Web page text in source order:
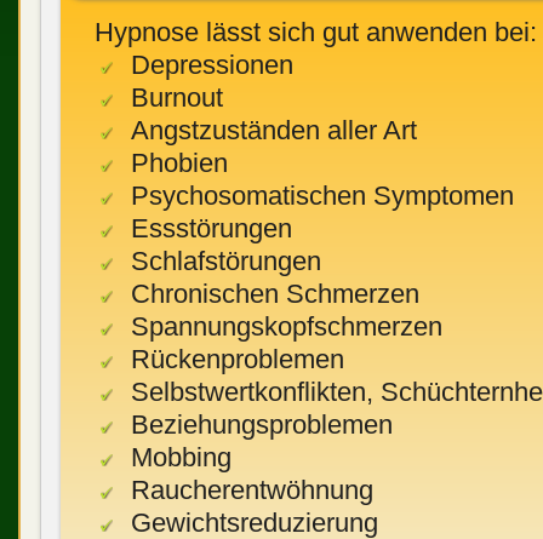
Hypnose lässt sich gut anwenden bei:
Depressionen
Burnout
Angstzuständen aller Art
Phobien
Psychosomatischen Symptomen
Essstörungen
Schlafstörungen
Chronischen Schmerzen
Spannungskopfschmerzen
Rückenproblemen
Selbstwertkonflikten,
Beziehungsproblemen
Mobbing
Raucherentwöhnung
Gewichtsreduzierung